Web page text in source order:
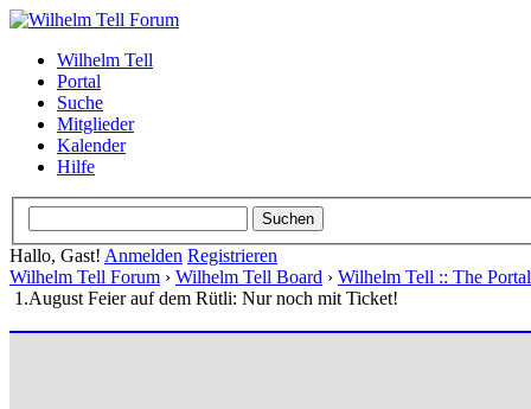
Wilhelm Tell
Portal
Suche
Mitglieder
Kalender
Hilfe
Hallo, Gast! Anmelden Registrieren
Wilhelm Tell Forum › Wilhelm Tell Board › Wilhelm Tell :: The
1.August Feier auf dem Rütli: Nur noch mit Ticket!